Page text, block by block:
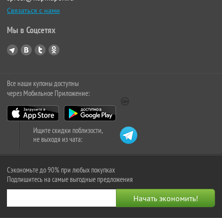
Связаться с нами
Мы в Соцсетях
Все наши купоны доступны
через Мобильное Приложение:
Ищите скидки поблизости,
не выходя из чата:
Сэкономьте до 90% при любых покупках
Подпишитесь на самые выгодные предложения